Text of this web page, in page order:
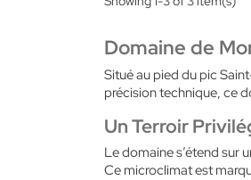
Domaine de
Situé au pied du pic
précision technique, ce
Un Terroir
Le domaine s’étend sur
Ce microclimat est